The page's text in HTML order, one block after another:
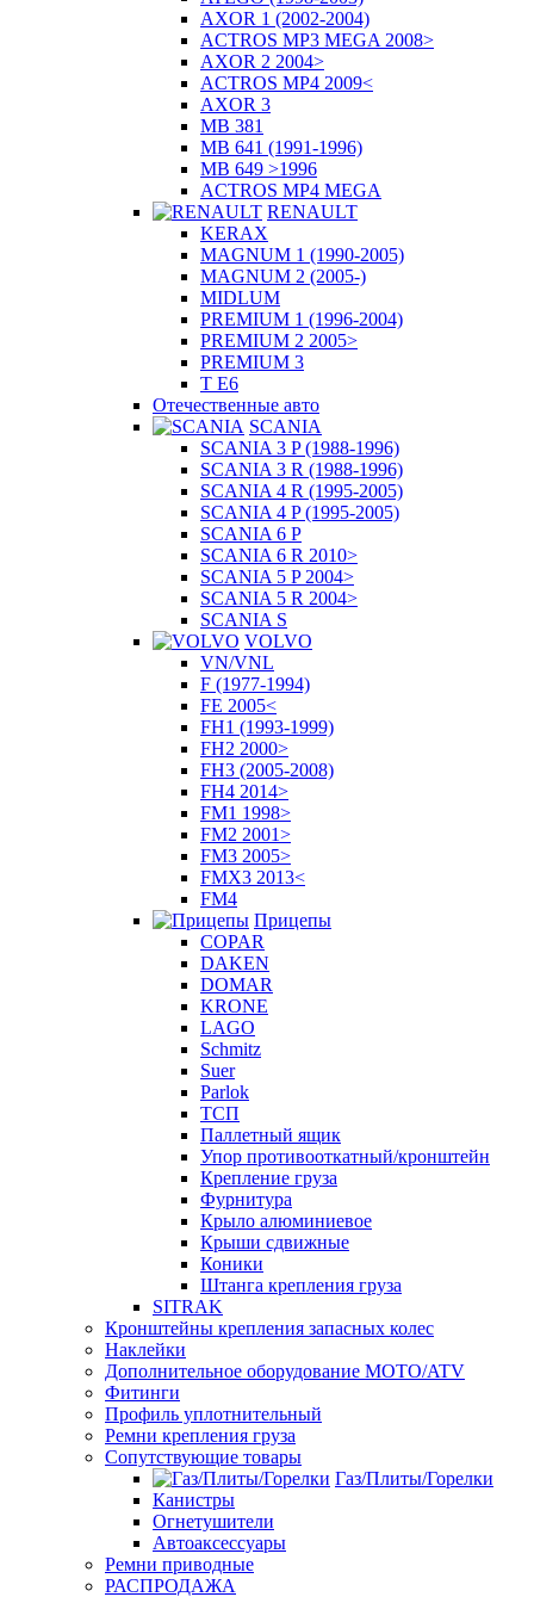
AXOR 1 (2002-2004)
ACTROS MP3 MEGA 2008>
AXOR 2 2004>
ACTROS MP4 2009<
AXOR 3
MB 381
MB 641 (1991-1996)
MB 649 >1996
ACTROS MP4 MEGA
RENAULT
KERAX
MAGNUM 1 (1990-2005)
MAGNUM 2 (2005-)
MIDLUM
PREMIUM 1 (1996-2004)
PREMIUM 2 2005>
PREMIUM 3
T E6
Отечественные авто
SCANIA
SCANIA 3 P (1988-1996)
SCANIA 3 R (1988-1996)
SCANIA 4 R (1995-2005)
SCANIA 4 P (1995-2005)
SCANIA 6 P
SCANIA 6 R 2010>
SCANIA 5 P 2004>
SCANIA 5 R 2004>
SCANIA S
VOLVO
VN/VNL
F (1977-1994)
FE 2005<
FH1 (1993-1999)
FH2 2000>
FH3 (2005-2008)
FH4 2014>
FM1 1998>
FM2 2001>
FM3 2005>
FMX3 2013<
FM4
Прицепы
COPAR
DAKEN
DOMAR
KRONE
LAGO
Schmitz
Suer
Parlok
ТСП
Паллетный ящик
Упор противооткатный/кронштейн
Крепление груза
Фурнитура
Крыло алюминиевое
Крыши сдвижные
Коники
Штанга крепления груза
SITRAK
Кронштейны крепления запасных колес
Наклейки
Дополнительное оборудование MOTO/ATV
Фитинги
Профиль уплотнительный
Ремни крепления груза
Сопутствующие товары
Газ/Плиты/Горелки
Канистры
Огнетушители
Автоаксессуары
Ремни приводные
РАСПРОДАЖА